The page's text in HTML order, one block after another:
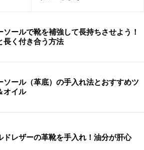
、既存のネクタイを更に細く見せた
！結び目をコンパクトに見せるネ
番でしたが、働くビジネスマンに
トがベストとは言えない理由があ
は、その結び目が緩みやすいこと
ーツに合うシルクのネクタイは摩
のです。そこで、この緩みを嫌っ
はセミウインザーノットを取り入
ソールで靴を補強して長持ちさせよう！
長く付き合う方法
ソール（革底）の手入れ法とおすすめツ
オイル
ドレザーの革靴を手入れ！油分が肝心